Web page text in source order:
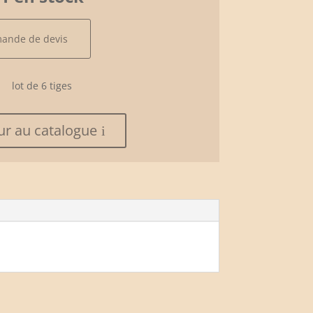
de devis
lot de 6 tiges
au catalogue